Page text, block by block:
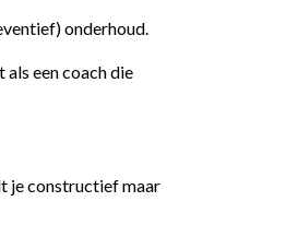
onderhoud.
als een coach die
je constructief maar